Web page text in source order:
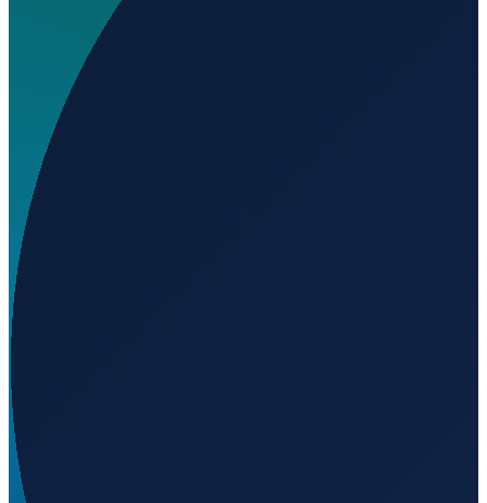
Wo liegt A M Classics Heliport?
Wird geladen...
Los Angeles